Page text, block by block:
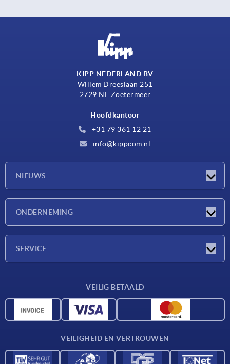
KIPP NEDERLAND BV
Willem Dreeslaan 251
2729 NE Zoetermeer
Hoofdkantoor
+31 79 361 12 21
info@kippcom.nl
NIEUWS
ONDERNEMING
SERVICE
CAD-gegevens
VEILIG BETAALD
VEILIGHEID EN VERTROUWEN